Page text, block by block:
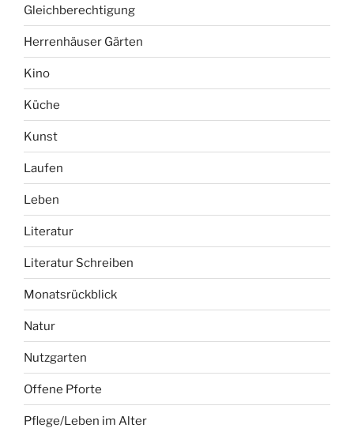
Gleichberechtigung
Herrenhäuser Gärten
Kino
Küche
Kunst
Laufen
Leben
Literatur
Literatur Schreiben
Monatsrückblick
Natur
Nutzgarten
Offene Pforte
Pflege/Leben im Alter